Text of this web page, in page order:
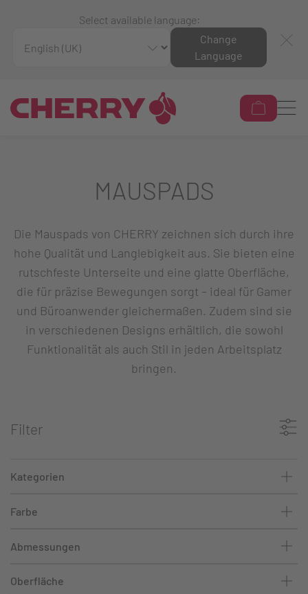
Select available language:
Change
Language
MAUSPADS
Die Mauspads von CHERRY zeichnen sich durch ihre
hohe Qualität und Langlebigkeit aus. Sie bieten eine
rutschfeste Unterseite und eine glatte Oberfläche,
die für präzise Bewegungen sorgt – ideal für Gamer
und Büroanwender gleichermaßen. Zudem sind sie
in verschiedenen Designs erhältlich, die sowohl
Funktionalität als auch Stil in jeden Arbeitsplatz
bringen.
Filter
Kategorien
Farbe
Abmessungen
Oberfläche